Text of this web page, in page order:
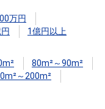
万円
1億円以上
80m²～90m²
～200m²